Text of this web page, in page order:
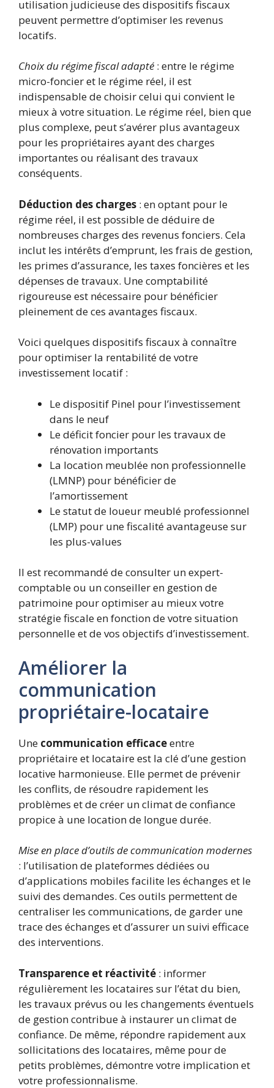
utilisation judicieuse des dispositifs fiscaux
peuvent permettre d’optimiser les revenus
locatifs.
Choix du régime fiscal adapté : entre le régime
micro-foncier et le régime réel, il est
indispensable de choisir celui qui convient le
mieux à votre situation. Le régime réel, bien que
plus complexe, peut s’avérer plus avantageux
pour les propriétaires ayant des charges
importantes ou réalisant des travaux
conséquents.
Déduction des charges : en optant pour le
régime réel, il est possible de déduire de
nombreuses charges des revenus fonciers. Cela
inclut les intérêts d’emprunt, les frais de gestion,
les primes d’assurance, les taxes foncières et les
dépenses de travaux. Une comptabilité
rigoureuse est nécessaire pour bénéficier
pleinement de ces avantages fiscaux.
Voici quelques dispositifs fiscaux à connaître
pour optimiser la rentabilité de votre
investissement locatif :
Le dispositif Pinel pour l’investissement
dans le neuf
Le déficit foncier pour les travaux de
rénovation importants
La location meublée non professionnelle
(LMNP) pour bénéficier de
l’amortissement
Le statut de loueur meublé professionnel
(LMP) pour une fiscalité avantageuse sur
les plus-values
Il est recommandé de consulter un expert-
comptable ou un conseiller en gestion de
patrimoine pour optimiser au mieux votre
stratégie fiscale en fonction de votre situation
personnelle et de vos objectifs d’investissement.
Améliorer la
communication
propriétaire-locataire
Une communication efficaceentre
propriétaire et locataire est la clé d’une gestion
locative harmonieuse. Elle permet de prévenir
les conflits, de résoudre rapidement les
problèmes et de créer un climat de confiance
propice à une location de longue durée.
Mise en place d’outils de communication modernes
: l’utilisation de plateformes dédiées ou
d’applications mobiles facilite les échanges et le
suivi des demandes. Ces outils permettent de
centraliser les communications, de garder une
trace des échanges et d’assurer un suivi efficace
des interventions.
Transparence et réactivité : informer
régulièrement les locataires sur l’état du bien,
les travaux prévus ou les changements éventuels
de gestion contribue à instaurer un climat de
confiance. De même, répondre rapidement aux
sollicitations des locataires, même pour de
petits problèmes, démontre votre implication et
votre professionnalisme.